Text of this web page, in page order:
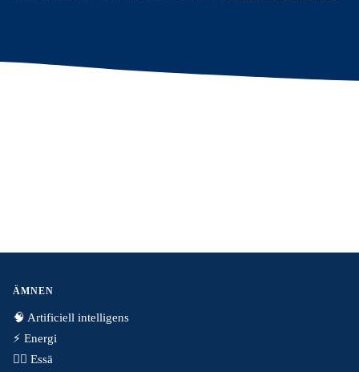
ÄMNEN
🧠 Artificiell intelligens
⚡️ Energi
✍🏼 Essä